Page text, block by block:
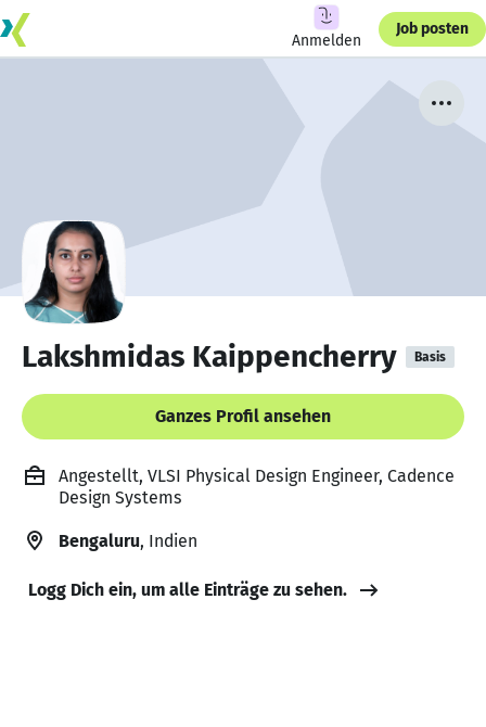
Anmelden
Job posten
Lakshmidas Kaippencherry Basis
Ganzes Profil ansehen
Angestellt, VLSI Physical Design Engineer, Cadence
Design Systems
Bengaluru, Indien
Logg Dich ein, um alle Einträge zu sehen.